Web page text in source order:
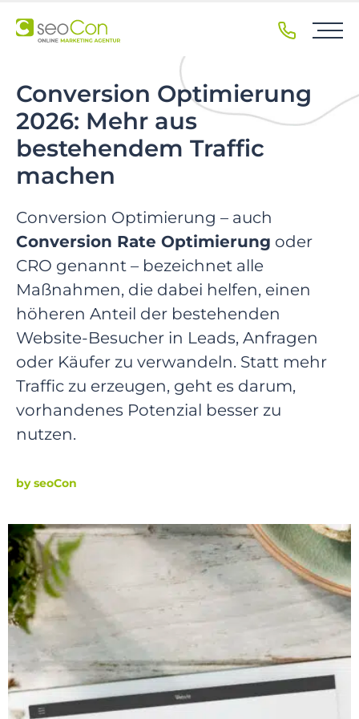
u
a
u
p
t
a
i
g
a
i
o
n
s
r
i
n
n
u
m
I
n
h
a
s
Conversion Optimierung
2026: Mehr aus
bestehendem Traffic
machen
Conversion Optimierung – auch
Conversion Rate Optimierung oder
CRO genannt – bezeichnet alle
Maßnahmen, die dabei helfen, einen
höheren Anteil der bestehenden
Website-Besucher in Leads, Anfragen
oder Käufer zu verwandeln. Statt mehr
Traffic zu erzeugen, geht es darum,
vorhandenes Potenzial besser zu
nutzen.
byseoCon